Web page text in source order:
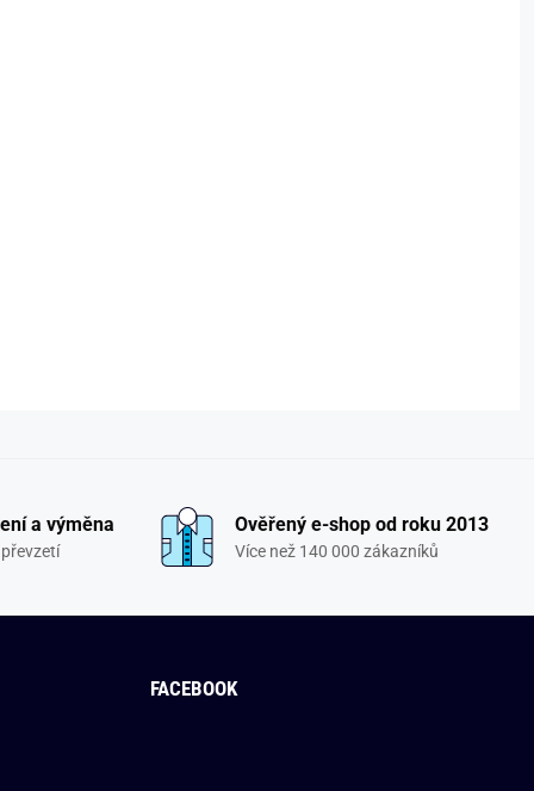
a výměna Ověřený e-shop od roku 2013
Více než 140 000 zákazníků
FACEBOOK